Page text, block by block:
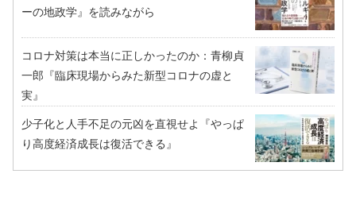
ーの地政学』を読みながら
コロナ対策は本当に正しかったのか：青柳貞
一郎『臨床現場からみた新型コロナの虚と
実』
少子化と人手不足の元凶を直視せよ『やっぱ
り高度経済成長は復活できる』